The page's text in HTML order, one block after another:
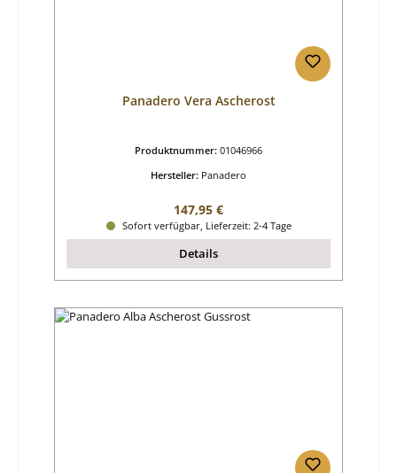
Panadero Vera Ascherost
Produktnummer: 01046966
Hersteller: Panadero
Regulärer Preis:
147,95 €
Sofort verfügbar, Lieferzeit: 2-4 Tage
Details